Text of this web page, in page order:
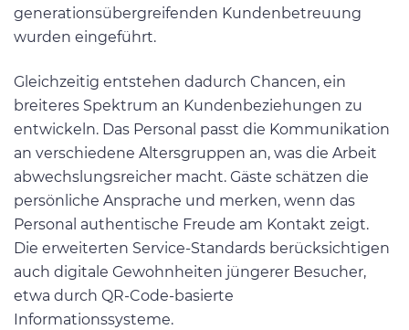
generationsübergreifenden Kundenbetreuung
wurden eingeführt.
Gleichzeitig entstehen dadurch Chancen, ein
breiteres Spektrum an Kundenbeziehungen zu
entwickeln. Das Personal passt die Kommunikation
an verschiedene Altersgruppen an, was die Arbeit
abwechslungsreicher macht. Gäste schätzen die
persönliche Ansprache und merken, wenn das
Personal authentische Freude am Kontakt zeigt.
Die erweiterten Service-Standards berücksichtigen
auch digitale Gewohnheiten jüngerer Besucher,
etwa durch QR-Code-basierte
Informationssysteme.